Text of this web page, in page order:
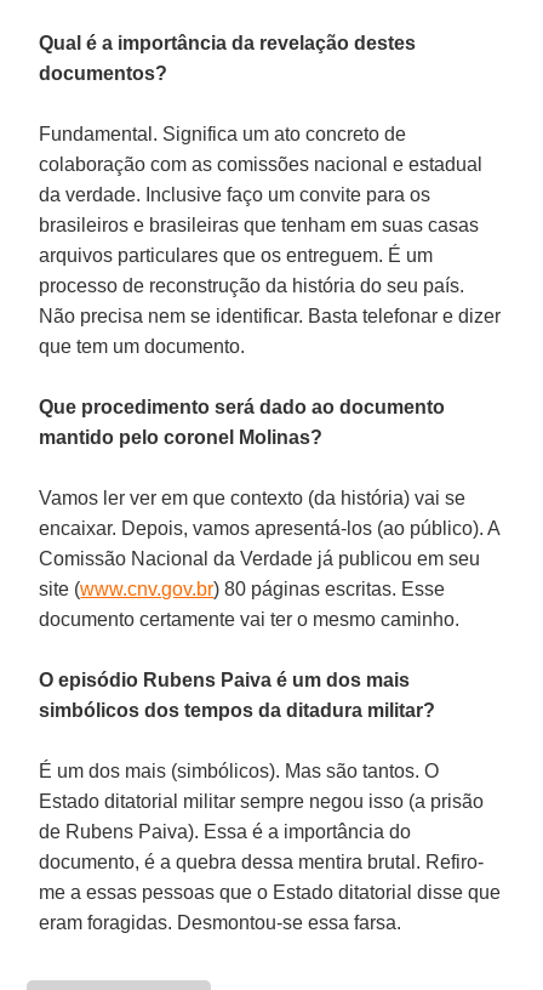
Qual é a importância da revelação destes
documentos?
Fundamental. Significa um ato concreto de
colaboração com as comissões nacional e estadual
da verdade. Inclusive faço um convite para os
brasileiros e brasileiras que tenham em suas casas
arquivos particulares que os entreguem. É um
processo de reconstrução da história do seu país.
Não precisa nem se identificar. Basta telefonar e dizer
que tem um documento.
Que procedimento será dado ao documento
mantido pelo coronel Molinas?
Vamos ler ver em que contexto (da história) vai se
encaixar. Depois, vamos apresentá-los (ao público). A
Comissão Nacional da Verdade já publicou em seu
site (www.cnv.gov.br) 80 páginas escritas. Esse
documento certamente vai ter o mesmo caminho.
O episódio Rubens Paiva é um dos mais
simbólicos dos tempos da ditadura militar?
É um dos mais (simbólicos). Mas são tantos. O
Estado ditatorial militar sempre negou isso (a prisão
de Rubens Paiva). Essa é a importância do
documento, é a quebra dessa mentira brutal. Refiro-
me a essas pessoas que o Estado ditatorial disse que
eram foragidas. Desmontou-se essa farsa.